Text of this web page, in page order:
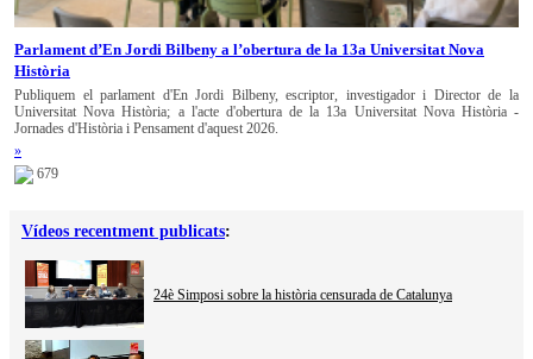
Parlament d’En Jordi Bilbeny a l’obertura de la 13a Universitat Nova
Història
Publiquem el parlament d'En Jordi Bilbeny, escriptor, investigador i Director de la
Universitat Nova Història; a l'acte d'obertura de la 13a Universitat Nova Història -
Jornades d'Història i Pensament d'aquest 2026.
»
679
Vídeos recentment publicats:
24è Simposi sobre la història censurada de Catalunya